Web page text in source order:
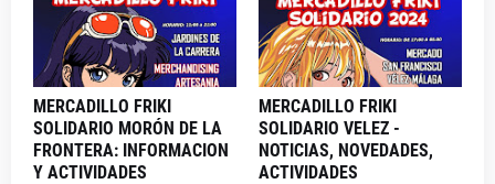
MERCADILLO FRIKI
SOLIDARIO MORÓN DE LA
FRONTERA: INFORMACION
Y ACTIVIDADES
MERCADILLO FRIKI
SOLIDARIO VELEZ -
NOTICIAS, NOVEDADES,
ACTIVIDADES